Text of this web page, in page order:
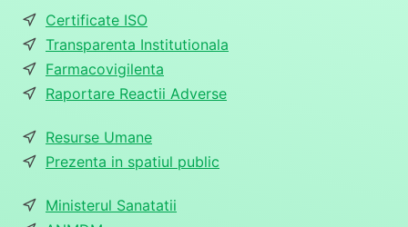
Certificate ISO
Transparenta Institutionala
Farmacovigilenta
Raportare Reactii Adverse
Resurse Umane
Prezenta in spatiul public
Ministerul Sanatatii